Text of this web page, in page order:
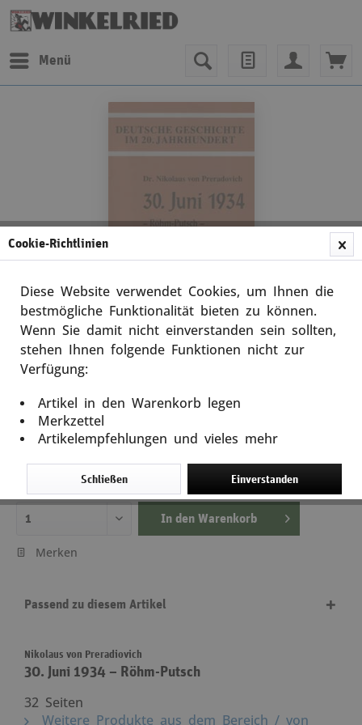
Menü
Nikolaus von Preradiovich
30. Juni 1934 – Röhm-Putsch
Artikel-Nr.: 10992
5,00 €
inkl. MwSt.zzgl. Versandkosten
Lieferzeit ca. 5 Tage
In den Warenkorb
Merken
Passend zu diesem Artikel
Nikolaus von Preradiovich
30. Juni 1934 – Röhm-Putsch
32 Seiten
Weitere Produkte aus dem Bereich / von
Cookie-Richtlinien
Diese Website verwendet Cookies, um Ihnen die
bestmögliche Funktionalität bieten zu können.
Wenn Sie damit nicht einverstanden sein sollten,
stehen Ihnen folgende Funktionen nicht zur
Verfügung:
Artikel in den Warenkorb legen
Merkzettel
Artikelempfehlungen und vieles mehr
Einverstanden
Schließen